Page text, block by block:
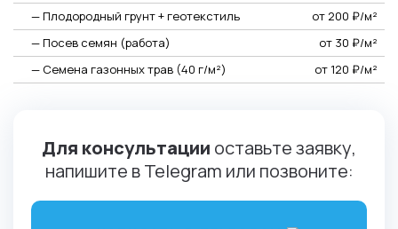
— Плодородный грунт + геотекстиль
от 200 ₽/м²
— Посев семян (работа)
от 30 ₽/м²
— Семена газонных трав (40 г/м²)
от 120 ₽/м²
Для консультации оставьте заявку,
напишите в Telegram или позвоните: